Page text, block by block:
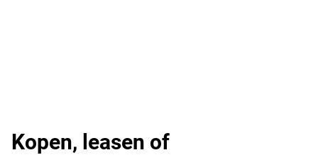
Kopen, leasen of